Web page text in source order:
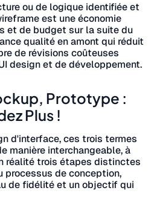
ou de logique identifiée et
est une économie
et de budget sur la suite du
qualité en amont qui réduit
de révisions coûteuses
design et de développement.
Prototype :
Plus !
d'interface, ces trois termes
manière interchangeable, à
réalité trois étapes distinctes
processus de conception,
de fidélité et un objectif qui